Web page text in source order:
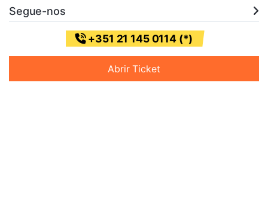
Segue-nos
+351 21 145 0114 (*)
Abrir Ticket